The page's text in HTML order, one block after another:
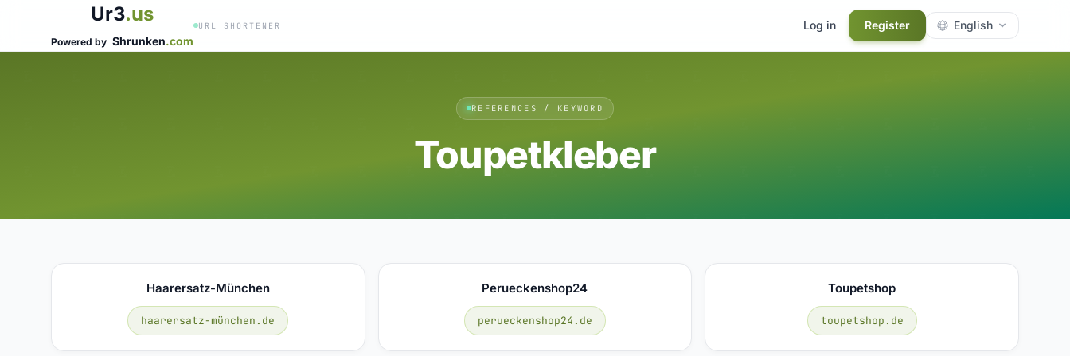
Ur3.us
Powered by Shrunken.com
URL SHORTENER Log in Register English
REFERENCES / KEYWORD
Toupetkleber
Haarersatz-München
haarersatz-münchen.de
Perueckenshop24
perueckenshop24.de
Toupetshop
toupetshop.de